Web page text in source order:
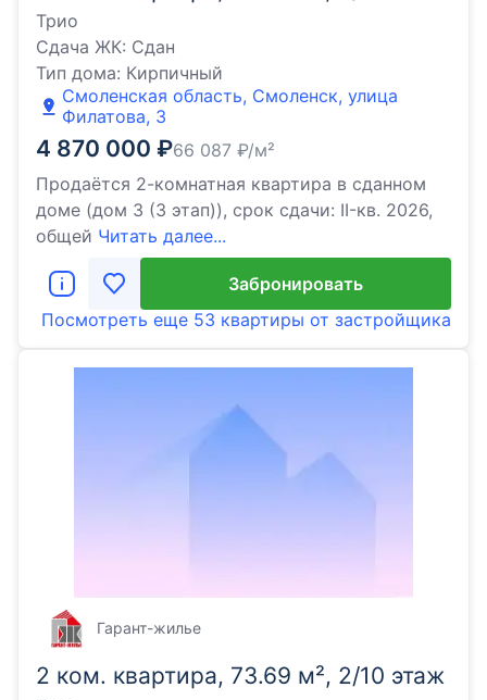
Трио
Сдача ЖК: Сдан
Тип дома: Кирпичный
Смоленская область, Смоленск, улица
Филатова, 3
4 870 000 ₽66 087 ₽/м²
Продаётся 2-комнатная квартира в сданном
доме (дом 3 (3 этап)), срок сдачи: II-кв. 2026,
общей Читать далее...
Забронировать
Посмотреть еще 53 квартиры от застройщика
2 ком. квартира, 73.69 м², 2/10 этаж
Гарант-жилье